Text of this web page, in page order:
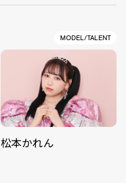
MODEL/TALENT
松本かれん